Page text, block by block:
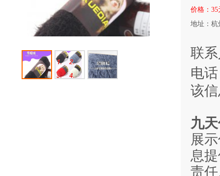
价格： 35
地址： 杭
联
电
该
九
展
息
责